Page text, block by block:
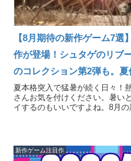
【8月期待の新作ゲーム7
作が登場！シュタゲのリブ
のコレクション第2弾も。
合！【Switch2/PS5/PC】
夏本格突入で猛暑が続く日々！
さんお気を付けください。暑い
イするのもいいですよね。8月
新作ゲーム注目作